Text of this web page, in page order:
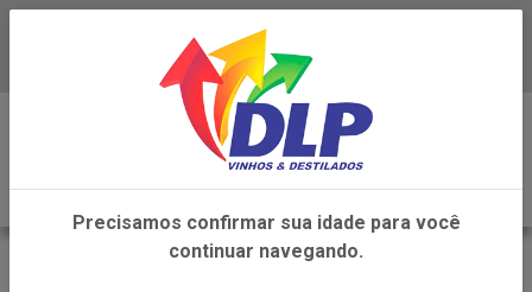
Baixe já o APP da DLP Vinhos
Precisamos confirmar sua idade para você
continuar navegando.